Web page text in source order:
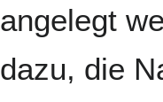
angelegt
dazu, die